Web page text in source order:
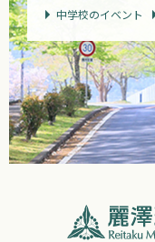
中学校のイベント